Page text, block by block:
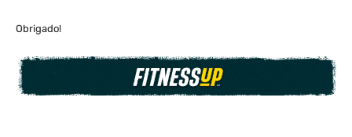
Obrigado!